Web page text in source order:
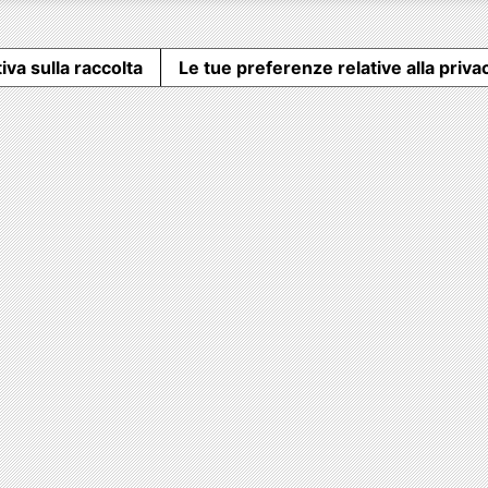
sulla raccolta Le tue preferenze relative alla